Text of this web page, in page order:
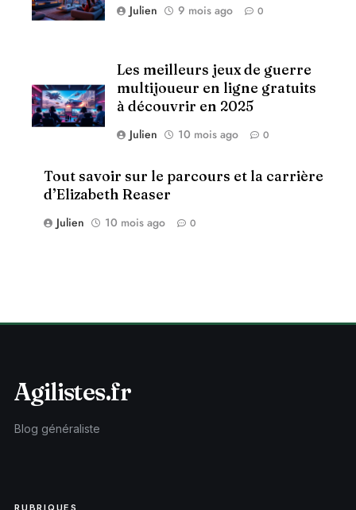
Julien 9 mois ago 0
Les meilleurs jeux de guerre
multijoueur en ligne gratuits
à découvrir en 2025
Julien 10 mois ago 0
Tout savoir sur le parcours et la carrière
d’Elizabeth Reaser
Julien 10 mois ago 0
Agilistes.fr
Blog généraliste